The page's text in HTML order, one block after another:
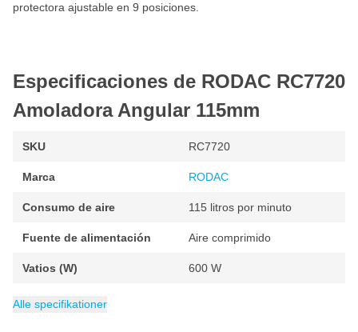
protectora ajustable en 9 posiciones.
Especificaciones de RODAC RC7720
Amoladora Angular 115mm
SKU RC7720
Marca RODAC
Consumo de aire 115 litros por minuto
Fuente de alimentación Aire comprimido
Vatios (W) 600 W
Peso 1.8 kg
Embalaje
EAN 8717659199451
Velocidad máxima
Diámetro
Velocidad mínima de rotación
Categoría
Alle specifikationer